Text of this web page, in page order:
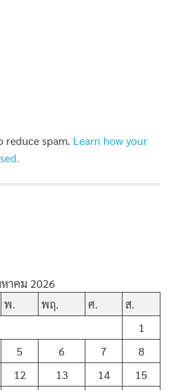
reduce spam. Learn how your
หาคม 2026
พ. พฤ. ศ.
ส.
1
5 6 7
8
12 13 14
15